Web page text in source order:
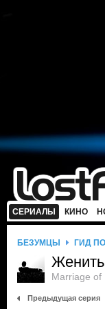
СЕРИАЛЫ КИНО
БЕЗУМЦЫ ГИД
Marriage of
Предыдущая серия